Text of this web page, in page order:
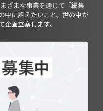
ざまな事業を通じて「編集
中に訴えたいこと、世の中が
画立案します。